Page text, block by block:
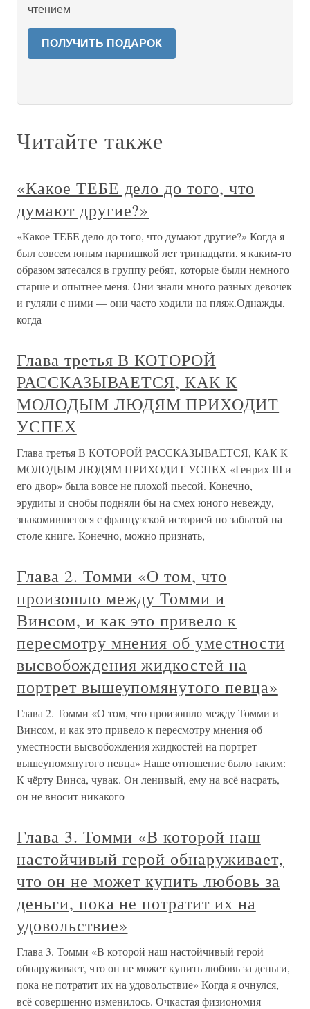
чтением
ПОЛУЧИТЬ ПОДАРОК
Читайте также
«Какое ТЕБЕ дело до того, что
думают другие?»
«Какое ТЕБЕ дело до того, что думают другие?» Когда я
был совсем юным парнишкой лет тринадцати, я каким-то
образом затесался в группу ребят, которые были немного
старше и опытнее меня. Они знали много разных девочек
и гуляли с ними — они часто ходили на пляж.Однажды,
когда
Глава третья В КОТОРОЙ
РАССКАЗЫВАЕТСЯ, КАК К
МОЛОДЫМ ЛЮДЯМ ПРИХОДИТ
УСПЕХ
Глава третья В КОТОРОЙ РАССКАЗЫВАЕТСЯ, КАК К
МОЛОДЫМ ЛЮДЯМ ПРИХОДИТ УСПЕХ «Генрих III и
его двор» была вовсе не плохой пьесой. Конечно,
эрудиты и снобы подняли бы на смех юного невежду,
знакомившегося с французской историей по забытой на
столе книге. Конечно, можно признать,
Глава 2. Томми «О том, что
произошло между Томми и
Винсом, и как это привело к
пересмотру мнения об уместности
высвобождения жидкостей на
портрет вышеупомянутого певца»
Глава 2. Томми «О том, что произошло между Томми и
Винсом, и как это привело к пересмотру мнения об
уместности высвобождения жидкостей на портрет
вышеупомянутого певца» Наше отношение было таким:
К чёрту Винса, чувак. Он ленивый, ему на всё насрать,
он не вносит никакого
Глава 3. Томми «В которой наш
настойчивый герой обнаруживает,
что он не может купить любовь за
деньги, пока не потратит их на
удовольствие»
Глава 3. Томми «В которой наш настойчивый герой
обнаруживает, что он не может купить любовь за деньги,
пока не потратит их на удовольствие» Когда я очнулся,
всё совершенно изменилось. Очкастая физиономия